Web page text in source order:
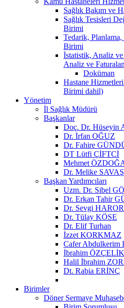
Sağlık Bakım ve
Sağlık Tesisleri
Birimi
Tedarik,
Birimi
İstatistik, Analiz
Analiz ve
Doküman
Hastane
Birimi dahil)
Yönetim
İl Sağlık Müdürü
Başkanlar
Doç. Dr. Hüseyin
Dr. İrfan OĞUZ
Dr. Fahire
DT Lütfi ÇİFTCİ
Mehmet
Dr. Melike SAVAŞ
Başkan Yardımcıları
Uzm. Dr. Sibel
Dr. Erkan Tahir
Dr. Sevgi
Dr. Tülay KÖSE
Dr. Elif Turhan
İzzet KORKMAZ
Cafer
İbrahim ÖZÇELİK
Halil İbrahim
Dt. Rabia ERİNÇ
Birimler
Döner Sermaye